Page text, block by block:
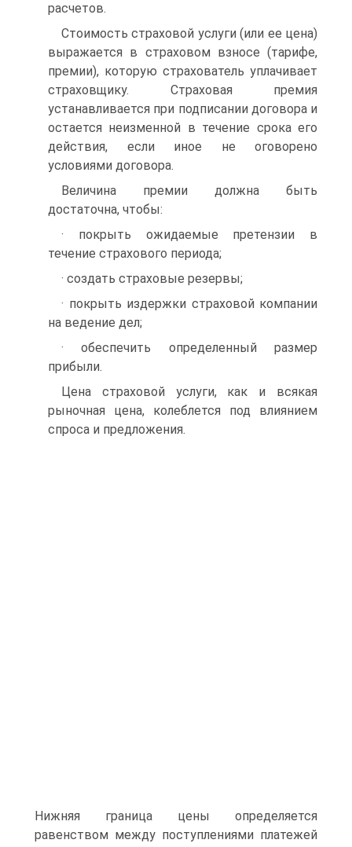
расчетов.
Стоимость страховой услуги (или ее цена)
выражается в страховом взносе (тарифе,
премии), которую страхователь уплачивает
страховщику. Страховая премия
устанавливается при подписании договора и
остается неизменной в течение срока его
действия, если иное не оговорено
условиями договора.
Величина премии должна быть
достаточна, чтобы:
· покрыть ожидаемые претензии в
течение страхового периода;
· создать страховые резервы;
· покрыть издержки страховой компании
на ведение дел;
· обеспечить определенный размер
прибыли.
Цена страховой услуги, как и всякая
рыночная цена, колеблется под влиянием
спроса и предложения.
Нижняя граница цены определяется
равенством между поступлениями платежей